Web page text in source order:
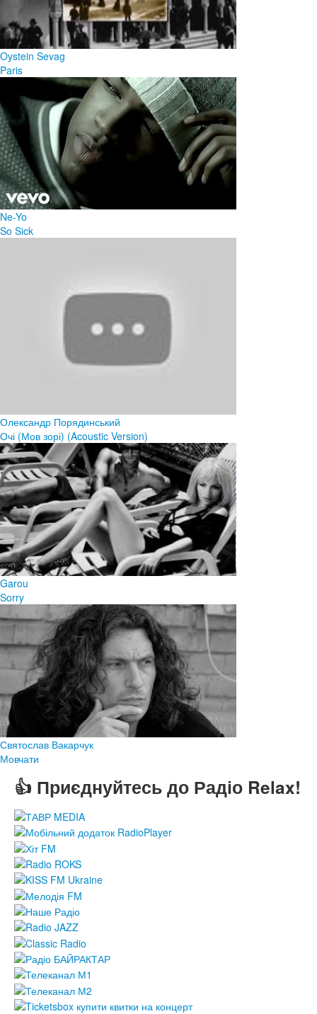
Oystein Sevag
Paris
Ne-Yo
So Sick
Олександр Порядинський
Очі (Мов зорі) (Acoustic Version)
Garou
Sorry
Святослав Вакарчук
Мовчати
👍 Приєднуйтесь до Радіо Relax!